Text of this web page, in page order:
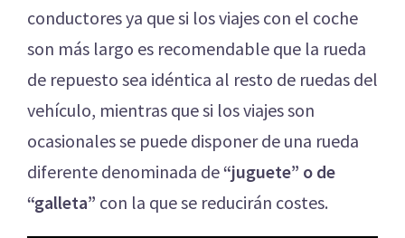
conductores ya que si los viajes con el coche
son más largo es recomendable que la rueda
de repuesto sea idéntica al resto de ruedas del
vehículo, mientras que si los viajes son
ocasionales se puede disponer de una rueda
diferente denominada de“juguete” o de
“galleta” con la que se reducirán costes.